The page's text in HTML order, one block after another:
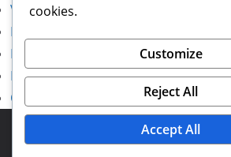
Vilkår og betingelser
Personvernerklæring
Retningslinjer for informasjonskapsler
Kom i kontakt
Om oss
xym.no. Powered by
WordPress.
cookies.
Customize
Reject All
Accept All